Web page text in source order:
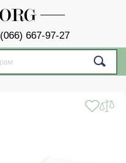
(066) 667-97-27